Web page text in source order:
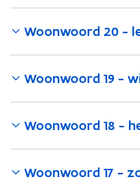
Woonwoord 20 -
Woonwoord 19 -
Woonwoord 18 -
Woonwoord 17 -